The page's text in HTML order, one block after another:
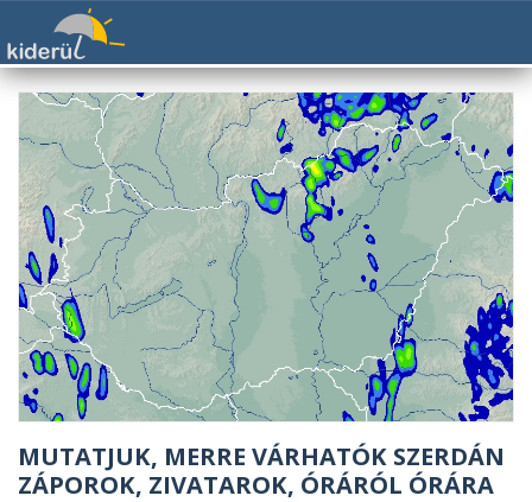
MUTATJUK, MERRE VÁRHATÓK SZERDÁN
ZÁPOROK, ZIVATAROK, ÓRÁRÓL ÓRÁRA